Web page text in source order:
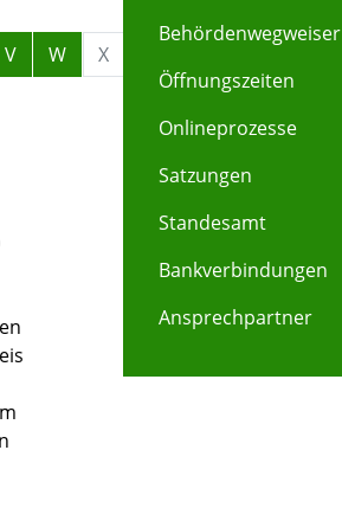
V W X
Behördenwegweiser
Öffnungszeiten
Onlineprozesse
Satzungen
Standesamt
Bankverbindungen
Ansprechpartner